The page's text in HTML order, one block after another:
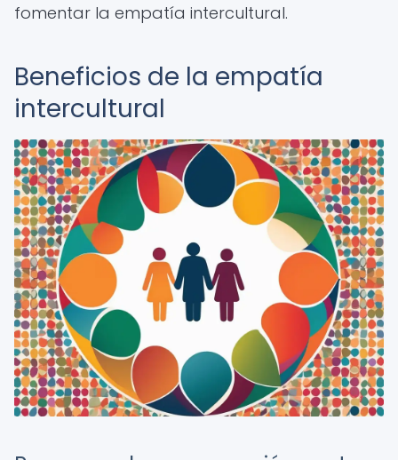
fomentar la empatía intercultural.
Beneficios de la empatía
intercultural